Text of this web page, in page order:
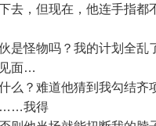
去，但现在，他连手指都
怪物吗？我的计划全乱
面…
么？难道他猜到我勾结齐
……我得